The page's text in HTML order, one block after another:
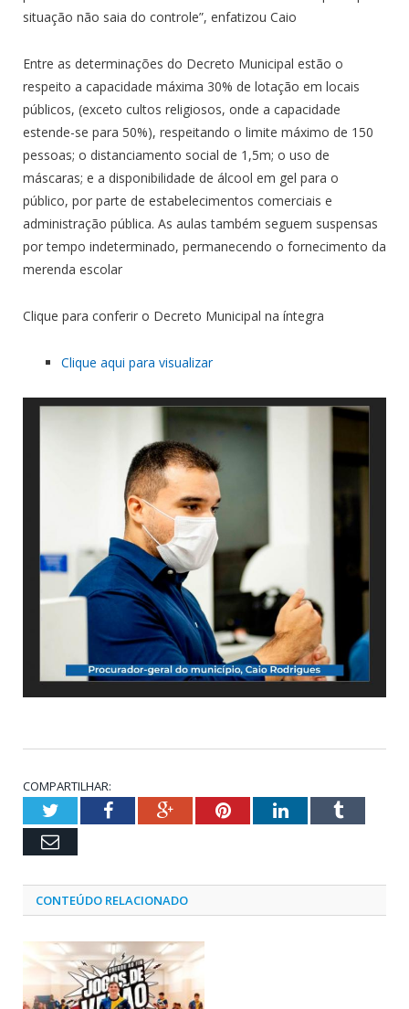
situação não saia do controle”, enfatizou Caio
Entre as determinações do Decreto Municipal estão o
respeito a capacidade máxima 30% de lotação em locais
públicos, (exceto cultos religiosos, onde a capacidade
estende-se para 50%), respeitando o limite máximo de 150
pessoas; o distanciamento social de 1,5m; o uso de
máscaras; e a disponibilidade de álcool em gel para o
público, por parte de estabelecimentos comerciais e
administração pública. As aulas também seguem suspensas
por tempo indeterminado, permanecendo o fornecimento da
merenda escolar
Clique para conferir o Decreto Municipal na íntegra
Clique aqui para visualizar
COMPARTILHAR:
TwitterFacebookGoogle+PinterestLinkedInTumblr
Email
CONTEÚDO RELACIONADO